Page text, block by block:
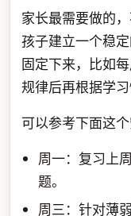
家长最需要做的
孩子建立一个稳
固定下来，比如
规律后再根据学习
可以参考下面这个
周一：复习上
题。
周三：针对薄